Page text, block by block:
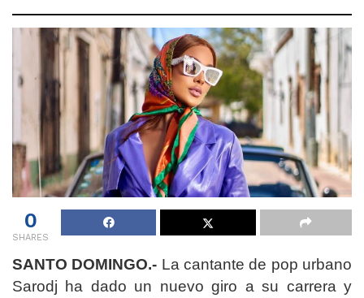
0
SHARES
SANTO DOMINGO.- La cantante de pop urbano
Sarodj ha dado un nuevo giro a su carrera y